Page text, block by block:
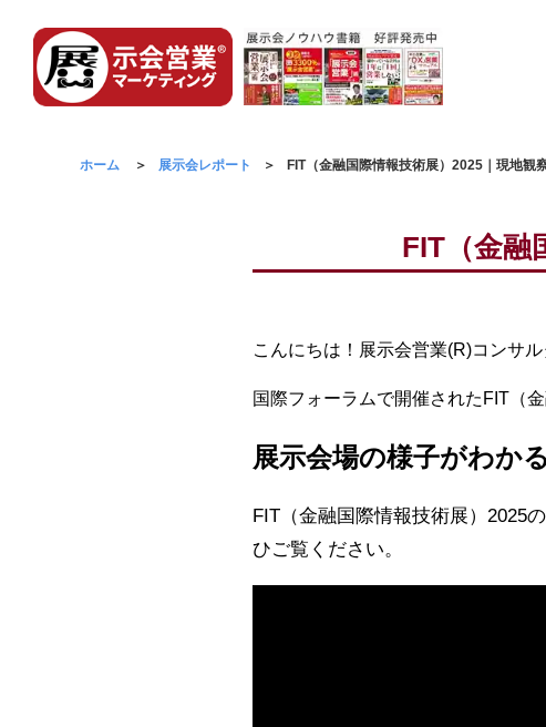
ホーム 展示会レポート FIT（金融国際情報技術展）2025｜現地観
FIT（金融
こんにちは！展示会営業(R)コンサル
国際フォーラムで開催されたFIT（
展示会場の様子がわか
FIT（金融国際情報技術展）2025
ひご覧ください。